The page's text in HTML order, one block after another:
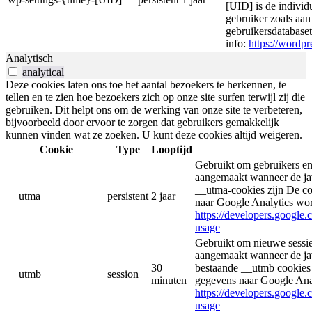
[UID] is de
gebruiker zoals
info: https://
Analytisch
analytical
Deze cookies laten ons toe het aantal bezoekers te herkennen, te
tellen en te zien hoe bezoekers zich op onze site surfen terwijl zij die
gebruiken. Dit helpt ons om de werking van onze site te verbeteren,
bijvoorbeeld door ervoor te zorgen dat gebruikers gemakkelijk
kunnen vinden wat ze zoeken. U kunt deze cookies altijd weigeren.
Cookie
Type Looptijd
__utma persistent 2 jaar
Gebruikt om gebruikers
aangemaakt wanneer de
__utma-cookies zijn De
naar Google Analytics
https://
usage
__utmb session
30
minuten
Gebruikt om nieuwe
aangemaakt wanneer de
bestaande __utmb
gegevens naar Google
https://
usage